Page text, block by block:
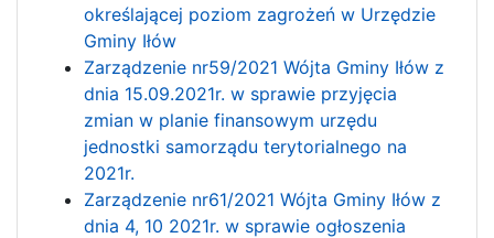
określającej poziom zagrożeń w Urzędzie
Gminy Iłów
Zarządzenie nr59/2021 Wójta Gminy Iłów z
dnia 15.09.2021r. w sprawie przyjęcia
zmian w planie finansowym urzędu
jednostki samorządu terytorialnego na
2021r.
Zarządzenie nr61/2021 Wójta Gminy Iłów z
dnia 4, 10 2021r. w sprawie ogłoszenia